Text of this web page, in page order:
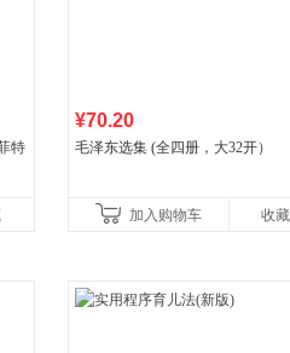
特
¥70.20
毛泽东选集 (全四册，大32开）
加入购物车 收藏